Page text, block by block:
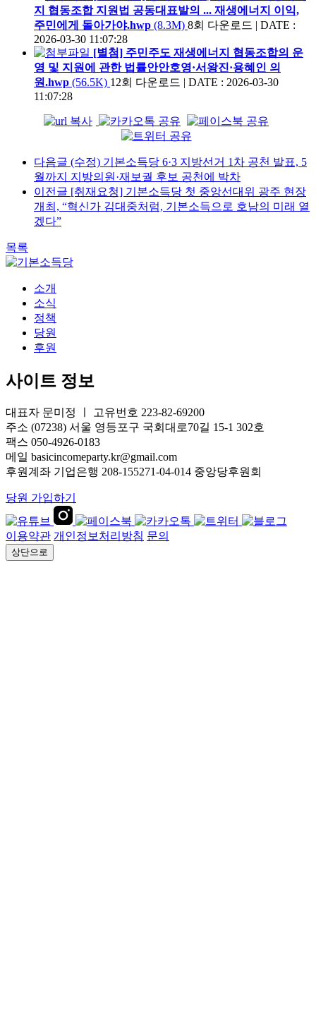
지 협동조합 지원법 공동대표발의 ... 재생에너지 이익,
주민에게 돌아가야.hwp (8.3M) 8회 다운로드 | DATE :
2026-03-30 11:07:28
[별첨] 주민주도 재생에너지 협동조합의 운
영 및 지원에 관한 법률안안호영·서왕진·용혜인 의
원.hwp (56.5K) 12회 다운로드 | DATE : 2026-03-30
11:07:28
다음글 (수정) 기본소득당 6·3 지방선거 1차 공천 발표, 5
월까지 지방의원·재보궐 후보 공천에 박차
이전글 [취재요청] 기본소득당 첫 중앙선대위 광주 현장
개최, “혁신가 김대중처럼, 기본소득으로 호남의 미래 열
겠다”
목록
소개
소식
정책
당원
후원
사이트 정보
대표자 문미정 ㅣ 고유번호 223-82-69200
주소 (07238) 서울 영등포구 국회대로70길 15-1 302호
팩스 050-4926-0183
메일 basicincomeparty.kr@gmail.com
후원계좌 기업은행 208-155271-04-014 중앙당후원회
당원 가입하기
이용약관 개인정보처리방침 문의
상단으로